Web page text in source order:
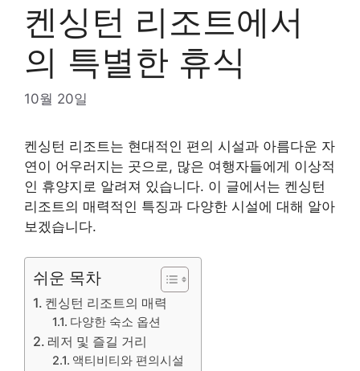
켄싱턴 리조트에서
의 특별한 휴식
10월 20일
켄싱턴 리조트는 현대적인 편의 시설과 아름다운 자
연이 어우러지는 곳으로, 많은 여행자들에게 이상적
인 휴양지로 알려져 있습니다. 이 글에서는 켄싱턴
리조트의 매력적인 특징과 다양한 시설에 대해 알아
보겠습니다.
쉬운 목차
켄싱턴 리조트의 매력
다양한 숙소 옵션
레저 및 즐길 거리
액티비티와 편의시설